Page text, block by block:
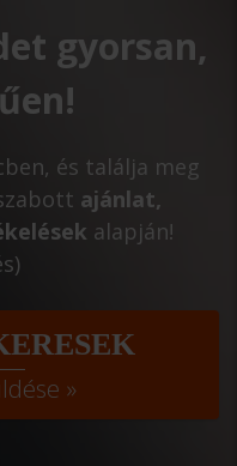
gyorsan,
és találja meg
ajánlat,
alapján!
»